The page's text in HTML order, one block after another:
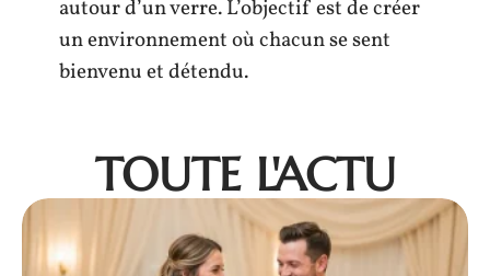
autour d’un verre. L’objectif est de créer
un environnement où chacun se sent
bienvenu et détendu.
TOUTE L'ACTU